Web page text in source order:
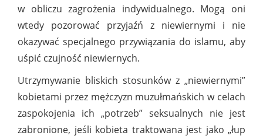
w obliczu zagrożenia indywidualnego. Mogą oni
wtedy pozorować przyjaźń z niewiernymi i nie
okazywać specjalnego przywiązania do islamu, aby
uśpić czujność niewiernych.
Utrzymywanie bliskich stosunków z „niewiernymi”
kobietami przez mężczyzn muzułmańskich w celach
zaspokojenia ich „potrzeb” seksualnych nie jest
zabronione, jeśli kobieta traktowana jest jako „łup